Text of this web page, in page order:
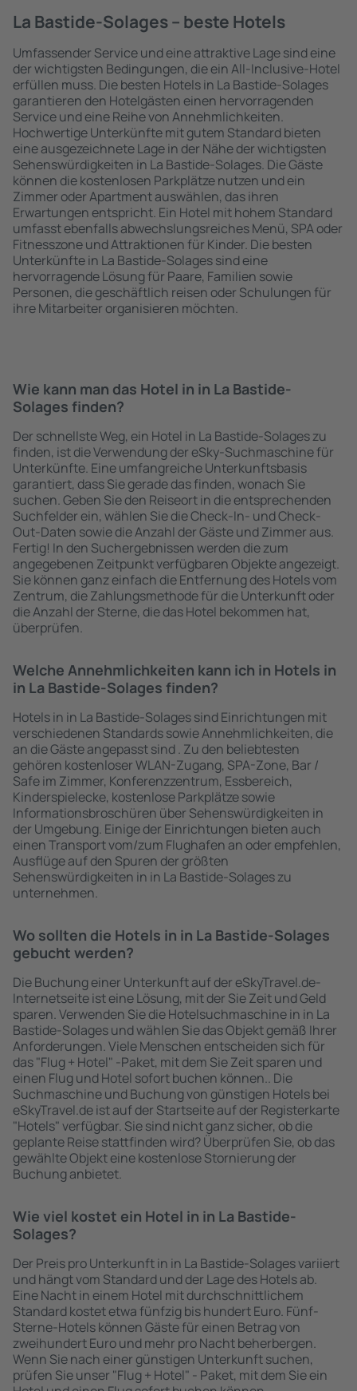
La Bastide-Solages – beste Hotels
Umfassender Service und eine attraktive Lage sind eine
der wichtigsten Bedingungen, die ein All-Inclusive-Hotel
erfüllen muss. Die besten Hotels in La Bastide-Solages
garantieren den Hotelgästen einen hervorragenden
Service und eine Reihe von Annehmlichkeiten.
Hochwertige Unterkünfte mit gutem Standard bieten
eine ausgezeichnete Lage in der Nähe der wichtigsten
Sehenswürdigkeiten in La Bastide-Solages. Die Gäste
können die kostenlosen Parkplätze nutzen und ein
Zimmer oder Apartment auswählen, das ihren
Erwartungen entspricht. Ein Hotel mit hohem Standard
umfasst ebenfalls abwechslungsreiches Menü, SPA oder
Fitnesszone und Attraktionen für Kinder. Die besten
Unterkünfte in La Bastide-Solages sind eine
hervorragende Lösung für Paare, Familien sowie
Personen, die geschäftlich reisen oder Schulungen für
ihre Mitarbeiter organisieren möchten.
Wie kann man das Hotel in in La Bastide-
Solages finden?
Der schnellste Weg, ein Hotel in La Bastide-Solages zu
finden, ist die Verwendung der eSky-Suchmaschine für
Unterkünfte. Eine umfangreiche Unterkunftsbasis
garantiert, dass Sie gerade das finden, wonach Sie
suchen. Geben Sie den Reiseort in die entsprechenden
Suchfelder ein, wählen Sie die Check-In- und Check-
Out-Daten sowie die Anzahl der Gäste und Zimmer aus.
Fertig! In den Suchergebnissen werden die zum
angegebenen Zeitpunkt verfügbaren Objekte angezeigt.
Sie können ganz einfach die Entfernung des Hotels vom
Zentrum, die Zahlungsmethode für die Unterkunft oder
die Anzahl der Sterne, die das Hotel bekommen hat,
überprüfen.
Welche Annehmlichkeiten kann ich in Hotels in
in La Bastide-Solages finden?
Hotels in in La Bastide-Solages sind Einrichtungen mit
verschiedenen Standards sowie Annehmlichkeiten, die
an die Gäste angepasst sind . Zu den beliebtesten
gehören kostenloser WLAN-Zugang, SPA-Zone, Bar /
Safe im Zimmer, Konferenzzentrum, Essbereich,
Kinderspielecke, kostenlose Parkplätze sowie
Informationsbroschüren über Sehenswürdigkeiten in
der Umgebung. Einige der Einrichtungen bieten auch
einen Transport vom/zum Flughafen an oder empfehlen,
Ausflüge auf den Spuren der größten
Sehenswürdigkeiten in in La Bastide-Solages zu
unternehmen.
Wo sollten die Hotels in in La Bastide-Solages
gebucht werden?
Die Buchung einer Unterkunft auf der eSkyTravel.de-
Internetseite ist eine Lösung, mit der Sie Zeit und Geld
sparen. Verwenden Sie die Hotelsuchmaschine in in La
Bastide-Solages und wählen Sie das Objekt gemäß Ihrer
Anforderungen. Viele Menschen entscheiden sich für
das "Flug + Hotel" -Paket, mit dem Sie Zeit sparen und
einen Flug und Hotel sofort buchen können.. Die
Suchmaschine und Buchung von günstigen Hotels bei
eSkyTravel.de ist auf der Startseite auf der Registerkarte
"Hotels" verfügbar. Sie sind nicht ganz sicher, ob die
geplante Reise stattfinden wird? Überprüfen Sie, ob das
gewählte Objekt eine kostenlose Stornierung der
Buchung anbietet.
Wie viel kostet ein Hotel in in La Bastide-
Solages?
Der Preis pro Unterkunft in in La Bastide-Solages variiert
und hängt vom Standard und der Lage des Hotels ab.
Eine Nacht in einem Hotel mit durchschnittlichem
Standard kostet etwa fünfzig bis hundert Euro. Fünf-
Sterne-Hotels können Gäste für einen Betrag von
zweihundert Euro und mehr pro Nacht beherbergen.
Wenn Sie nach einer günstigen Unterkunft suchen,
prüfen Sie unser "Flug + Hotel" - Paket, mit dem Sie ein